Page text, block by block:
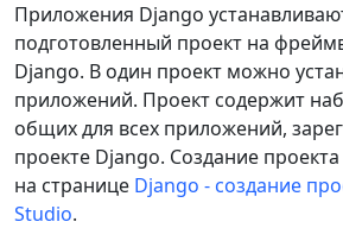
Приложения Django
подготовленный проект на
Django. В один проект можно
приложений. Проект содержит
общих для всех приложений,
проекте Django. Создание
на странице Django - создание
Studio.